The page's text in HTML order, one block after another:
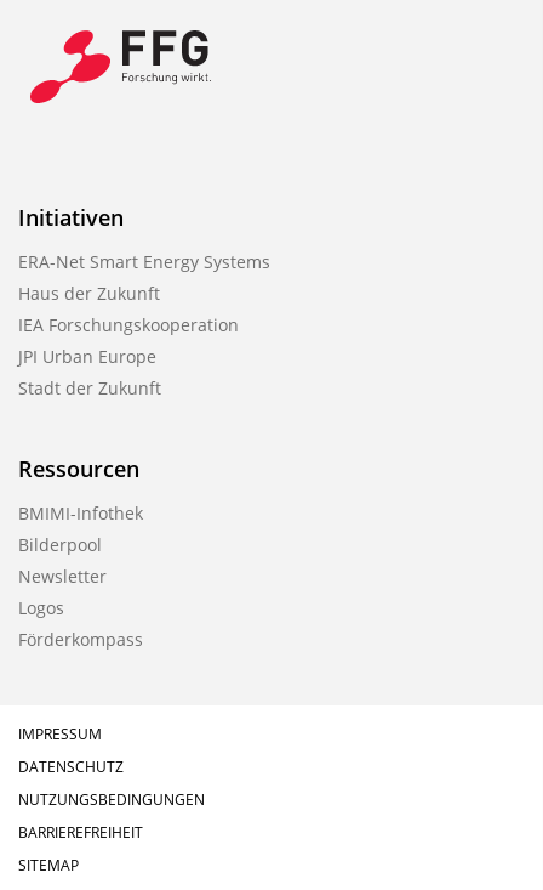
Initiativen
ERA-Net Smart Energy Systems
Haus der Zukunft
IEA Forschungskooperation
JPI Urban Europe
Stadt der Zukunft
Ressourcen
BMIMI-Infothek
Bilderpool
Newsletter
Logos
Förderkompass
IMPRESSUM
DATENSCHUTZ
NUTZUNGSBEDINGUNGEN
BARRIEREFREIHEIT
SITEMAP